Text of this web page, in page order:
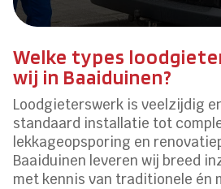
Welke types
wij in Baaiduinen?
Loodgieterswerk is veelzijdig
standaard installatie tot
lekkageopsporing en
Baaiduinen leveren wij breed
met kennis van traditionele én